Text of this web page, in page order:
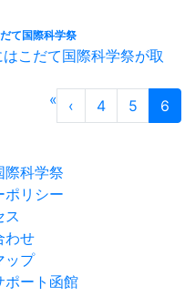
て国際科学祭
こだて国際科学祭が取
«
‹ 4 5 6
ポリシー
ス
わせ
ップ
ポート函館